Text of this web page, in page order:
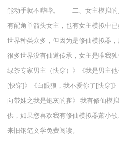
能动手就不哔哔。 二、女主模拟的
有配角单箭头女主，也有女主模拟
世界种类众多，但因为是修仙模拟器
很多世界没有仙道传承，女主是唯
绿茶专家男主（快穿）》《我是男主
[快穿]》《白眼狼，我不爱你了[快穿]
向带娃之我是炮灰的爹》 我有修仙模
供，如果您喜欢我有修仙模拟器萧小
来旧钢笔文学免费阅读。